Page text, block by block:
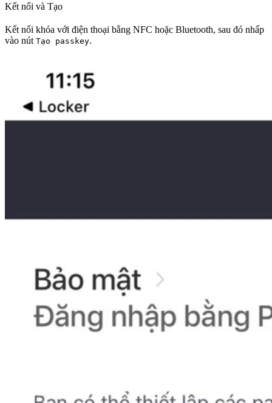
Kết nối và Tạo
Kết nối khóa với điện thoại bằng NFC hoặc Bluetooth, sau đó nhấp
vào nút Tạo passkey.